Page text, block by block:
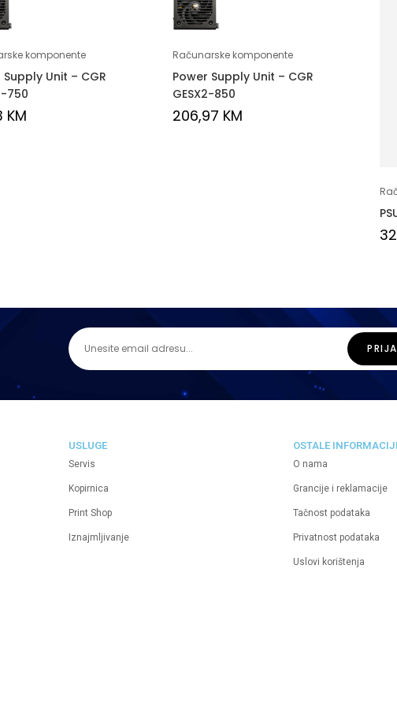
komponente
Supply Unit – CGR
750
KM
Računarske komponente
Power Supply Unit – CGR
GESX2-850
206,97 KM
USLUGE
Servis
Kopirnica
Print Shop
Iznajmljivanje
OSTALE
O nama
Grancije i reklamacije
Tačnost podataka
Privatnost podataka
Uslovi korištenja